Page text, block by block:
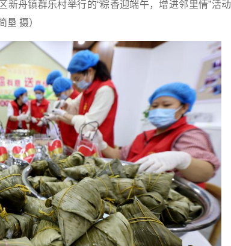
新舟镇群乐村举行的“粽香迎端午，增进邻里情”活动
垦 摄）